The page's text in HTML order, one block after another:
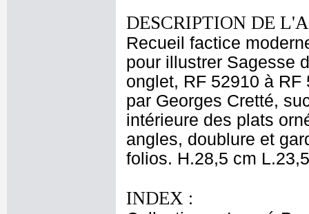
DESCRIPTION DE
Recueil factice
pour illustrer Sagesse
onglet, RF 52910 à
par Georges Cretté,
intérieure des plats
angles, doublure et
folios. H.28,5 cm
INDEX :